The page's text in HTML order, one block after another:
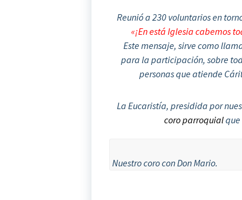
Reunió a 230 voluntarios en
«¡En está Iglesia cabemos
Este mensaje, sirve como
para la participación, sobre
personas que atiende
La Eucaristía, presidida por
coro parroquial
Nuestro coro con Don Mario.